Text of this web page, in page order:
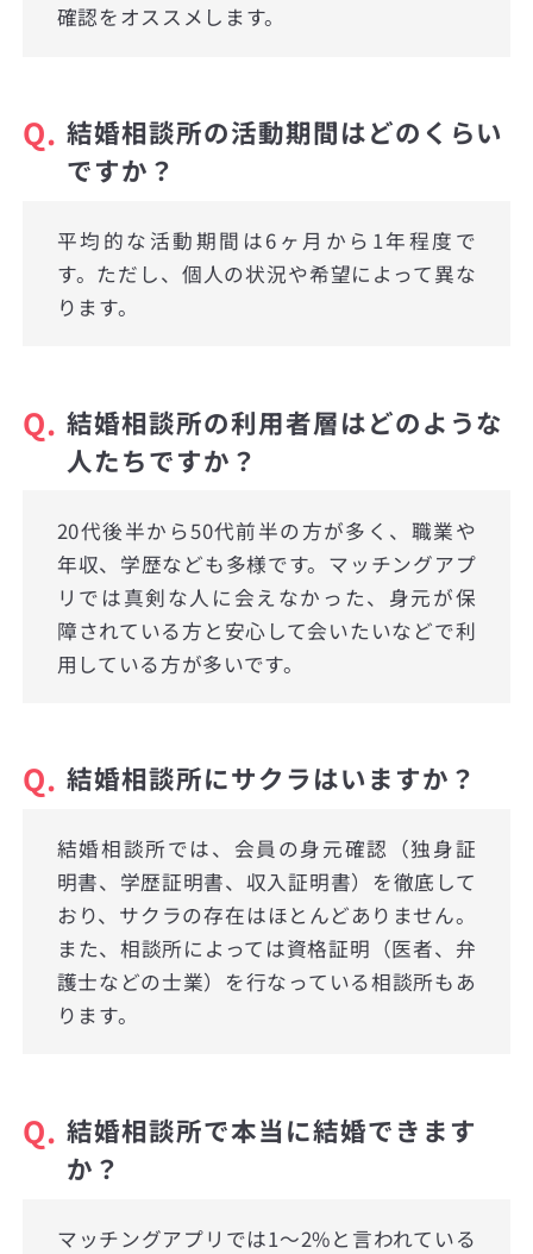
確認をオススメします。
Q. 結婚相談所の活動期間はどのくらい
ですか？
平均的な活動期間は6ヶ月から1年程度で
す。ただし、個人の状況や希望によって異な
ります。
Q. 結婚相談所の利用者層はどのような
人たちですか？
20代後半から50代前半の方が多く、職業や
年収、学歴なども多様です。マッチングアプ
リでは真剣な人に会えなかった、身元が保
障されている方と安心して会いたいなどで利
用している方が多いです。
Q. 結婚相談所にサクラはいますか？
結婚相談所では、会員の身元確認（独身証
明書、学歴証明書、収入証明書）を徹底して
おり、サクラの存在はほとんどありません。
また、相談所によっては資格証明（医者、弁
護士などの士業）を行なっている相談所もあ
ります。
Q. 結婚相談所で本当に結婚できます
か？
マッチングアプリでは1〜2%と言われている